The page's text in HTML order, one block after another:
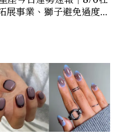
展事業、獅子避免過度借